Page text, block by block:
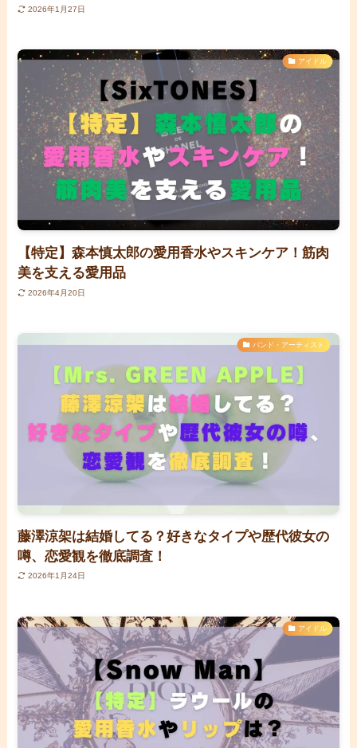
2026年1月27日
アイドル
【特定】森本慎太郎の愛用香水やスキンケア！筋肉
美を支える愛用品
2026年4月20日
バンド・アーティスト
藤澤涼架は結婚してる？好きなタイプや歴代彼女の
噂、恋愛観を徹底調査！
2026年1月24日
アイドル